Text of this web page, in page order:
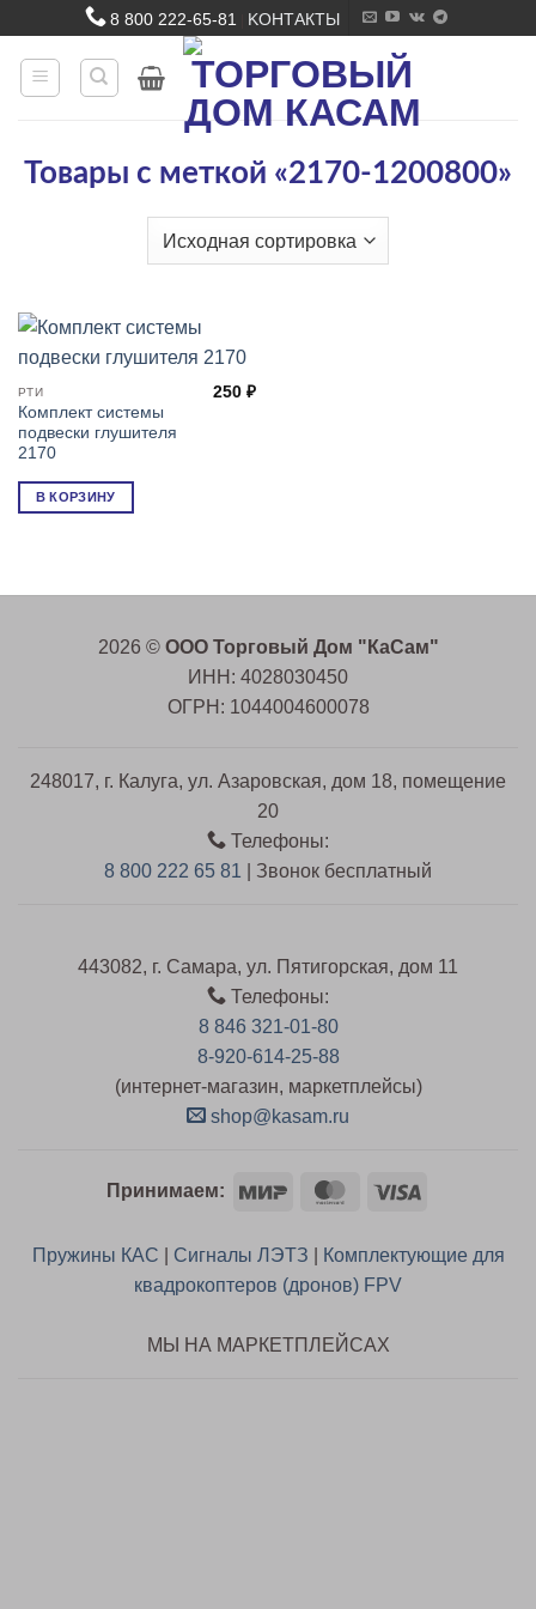
content
8 800 222-65-81 KОНТАКТЫ
Товары с меткой «2170-1200800»
РТИ
Комплект системы
подвески глушителя
2170
250₽
В КОРЗИНУ
2026 © ООО Торговый Дом "КаСам"
ИНН: 4028030450
ОГРН: 1044004600078
248017, г. Калуга, ул. Азаровская, дом 18, помещение
20
Телефоны:
8 800 222 65 81 | Звонок бесплатный
443082, г. Самара, ул. Пятигорская, дом 11
Телефоны:
8 846 321-01-80
8-920-614-25-88
(интернет-магазин, маркетплейсы)
shop@kasam.ru
Принимаем: Mir MasterCard
Visa
Пружины КАС Сигналы ЛЭТЗ
Комплектующие для
квадрокоптеров (дронов) FPV
МЫ НА МАРКЕТПЛЕЙСАХ